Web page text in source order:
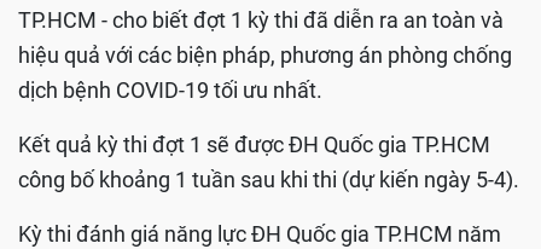
TP.HCM - cho biết đợt 1 kỳ thi đã diễn ra an toàn và
hiệu quả với các biện pháp, phương án phòng chống
dịch bệnh COVID-19 tối ưu nhất.
Kết quả kỳ thi đợt 1 sẽ được ĐH Quốc gia TP.HCM
công bố khoảng 1 tuần sau khi thi (dự kiến ngày 5-4).
Kỳ thi đánh giá năng lực ĐH Quốc gia TP.HCM năm